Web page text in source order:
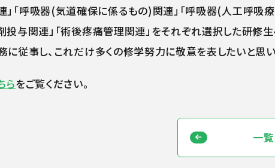
」「呼吸器(気道確保に係るもの)関連」「呼吸器(人工呼吸
投与関連」「術後疼痛管理関連」をそれぞれ選択した研修
に従事し、これだけ多くの修学努力に敬意を表したいと思い
らをご覧ください。
一